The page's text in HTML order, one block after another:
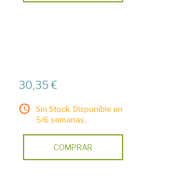
30,35 €
Sin Stock. Disponible en
5/6 semanas.
COMPRAR